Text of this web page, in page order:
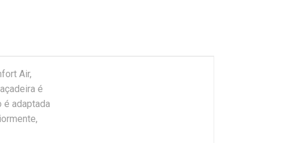
Air,
é
é adaptada